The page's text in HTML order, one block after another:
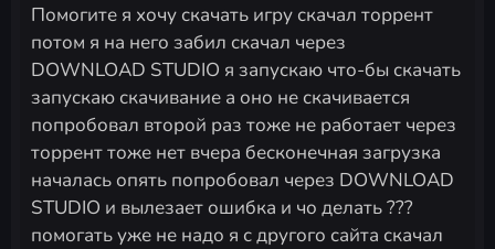
Помогите я хочу скачать игру скачал торрент
потом я на него забил скачал через
DOWNLOAD STUDIO я запускаю что-бы скачать
запускаю скачивание а оно не скачивается
попробовал второй раз тоже не работает через
торрент тоже нет вчера бесконечная загрузка
началась опять попробовал через DOWNLOAD
STUDIO и вылезает ошибка и чо делать ???
помогать уже не надо я с другого сайта скачал